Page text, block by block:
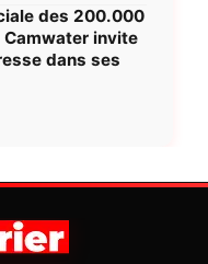
des 200.000
invite
dans ses